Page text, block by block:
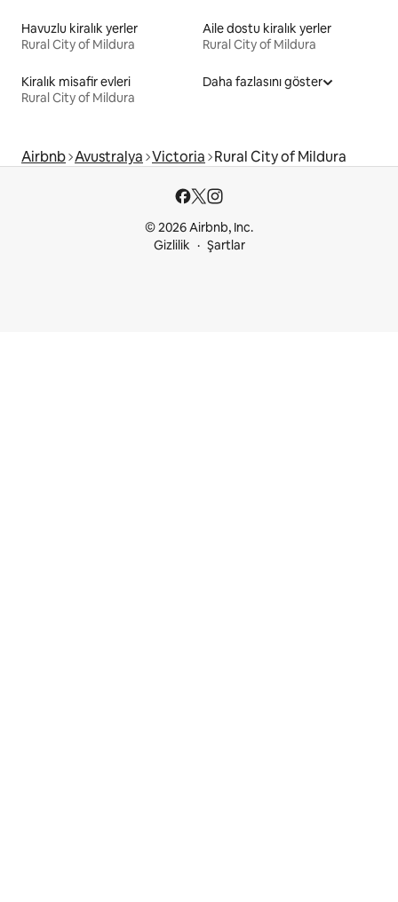
Havuzlu kiralık yerler
Rural City of Mildura
Aile dostu kiralık yerler
Rural City of Mildura
Kiralık misafir evleri
Rural City of Mildura
Daha fazlasını göster
Airbnb Avustralya Victoria Rural City of Mildura
© 2026 Airbnb, Inc.
Gizlilik
Şartlar